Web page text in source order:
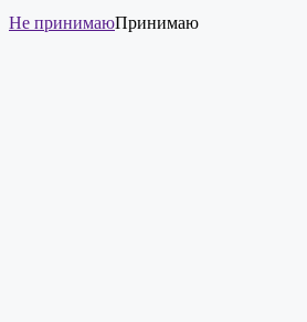
Не принимаюПринимаю